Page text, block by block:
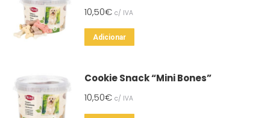
10,50€ c/ IVA
Adicionar
Cookie Snack “Mini Bones”
10,50€ c/ IVA